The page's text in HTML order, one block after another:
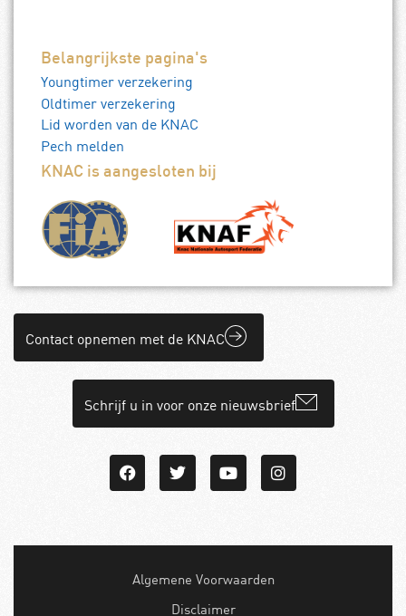
Belangrijkste pagina's
Youngtimer verzekering
Oldtimer verzekering
Lid worden van de KNAC
Pech melden
KNAC is aangesloten bij
Contact opnemen met de KNAC
Schrijf u in voor onze nieuwsbrief
Algemene Voorwaarden
Disclaimer